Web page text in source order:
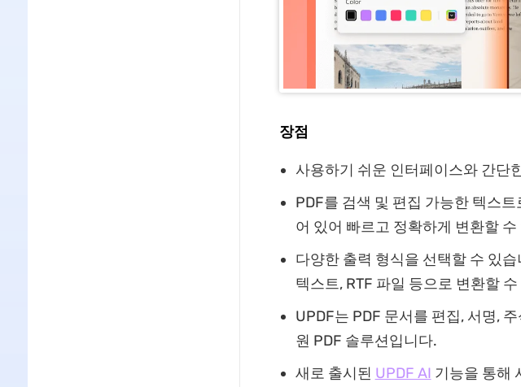
장점
사용하기 쉬운 인터페이스와 간단
PDF를 검색 및 편집 가능한 텍스
어 있어 빠르고 정확하게 변환할
다양한 출력 형식을 선택할 수 있
텍스트, RTF 파일 등으로 변환할
UPDF는 PDF 문서를 편집, 서명,
원 PDF 솔루션입니다.
새로 출시된 UPDF AI 기능을 통해